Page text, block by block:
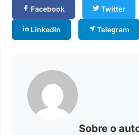
Facebook Twitter
LinkedIn Telegram
Sobre o